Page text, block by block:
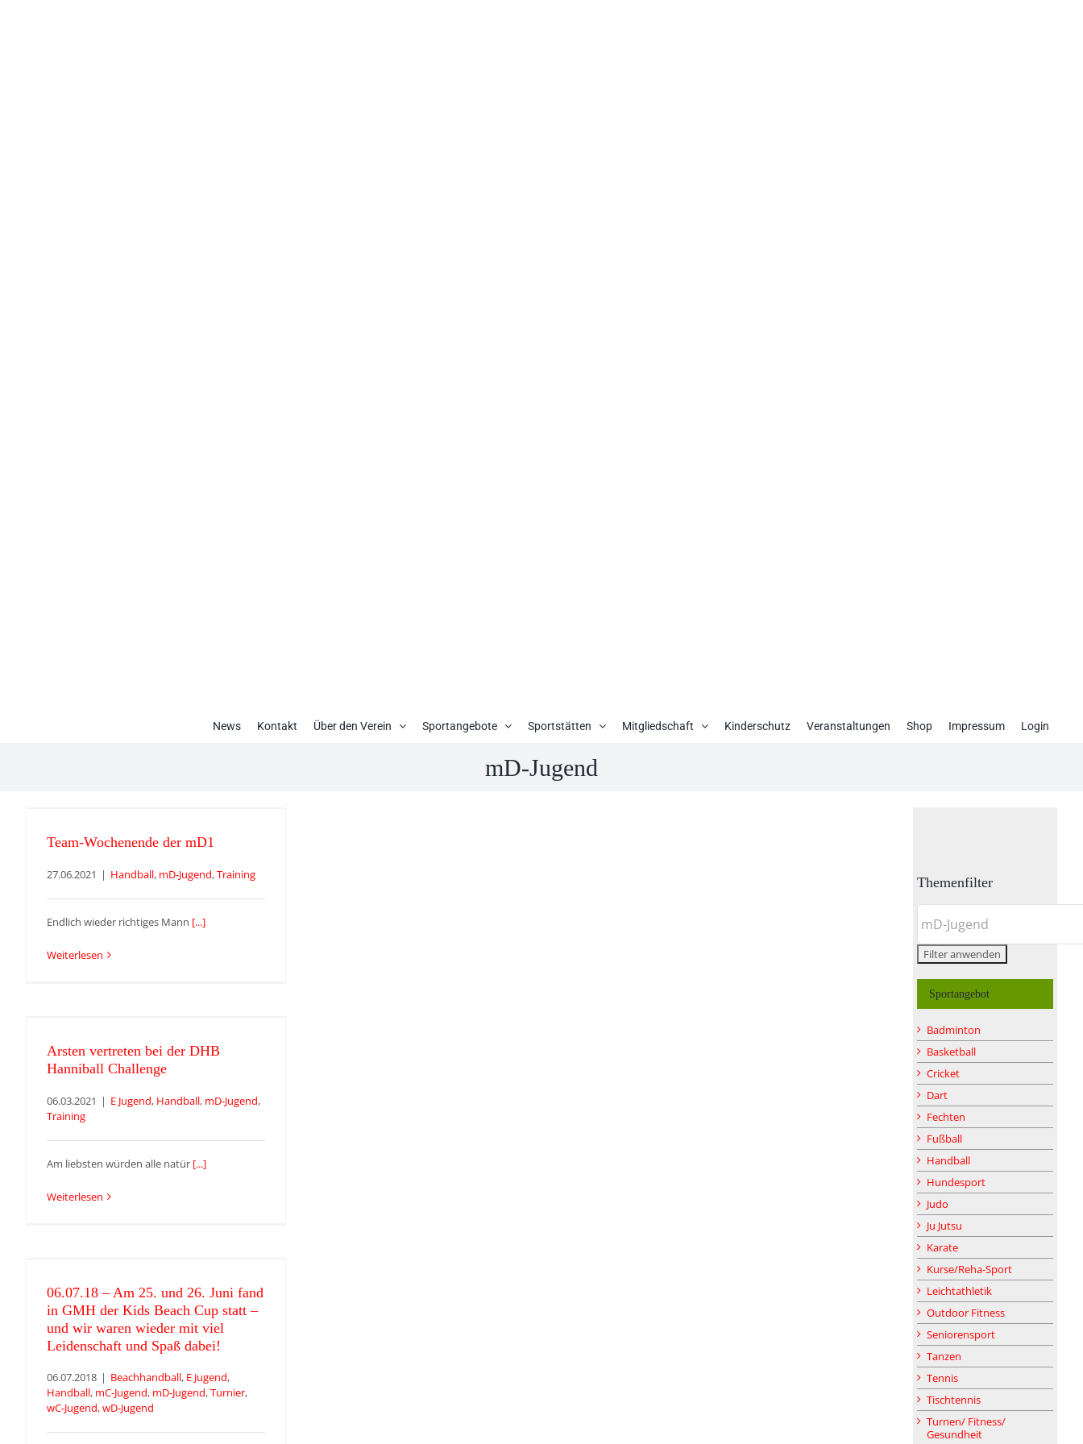
News Kontakt Über den Verein Sportangebote Sportstätten Mitgliedschaft Kinderschutz Veranstaltungen Shop Impressum Login
mD-Jugend
Team-Wochenende der mD1
27.06.2021 | Handball, mD-Jugend,Training
Endlich wieder richtiges Mann [...]
Weiterlesen
Arsten vertreten bei der DHB
Hanniball Challenge
06.03.2021 | E Jugend, Handball, mD-Jugend,
Training
Am liebsten würden alle natür [...]
Weiterlesen
Leidenschaft und Spaß dabei!
06.07.18 – Am 25. und 26. Juni fand
in GMH der Kids Beach Cup statt –
und wir waren wieder mit viel
Leidenschaft und Spaß dabei!
06.07.2018 | Beachhandball, E Jugend,
Handball, mC-Jugend, mD-Jugend,Turnier,
wC-Jugend,wD-Jugend
Themenfilter
Sportangebot
Badminton
Basketball
Cricket
Dart
Fechten
Fußball
Handball
Hundesport
Judo
Ju Jutsu
Karate
Kurse/Reha-Sport
Leichtathletik
Outdoor Fitness
Seniorensport
Tanzen
Tennis
Tischtennis
Turnen/ Fitness/
Gesundheit